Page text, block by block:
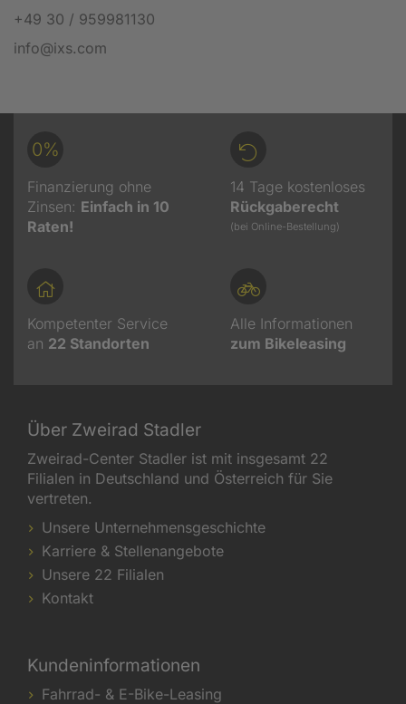
+49 30 / 959981130
info@ixs.com
0%
Finanzierung ohne
Zinsen: Einfach in 10
Raten!
14 Tage kostenloses
Rückgaberecht
(bei Online-Bestellung)
Kompetenter Service
an 22 Standorten
Alle Informationen
zum Bikeleasing
Über Zweirad Stadler
Zweirad-Center Stadler ist mit insgesamt 22
Filialen in Deutschland und Österreich für Sie
vertreten.
Unsere Unternehmensgeschichte
Karriere & Stellenangebote
Unsere 22 Filialen
Kontakt
Kundeninformationen
Fahrrad- & E-Bike-Leasing